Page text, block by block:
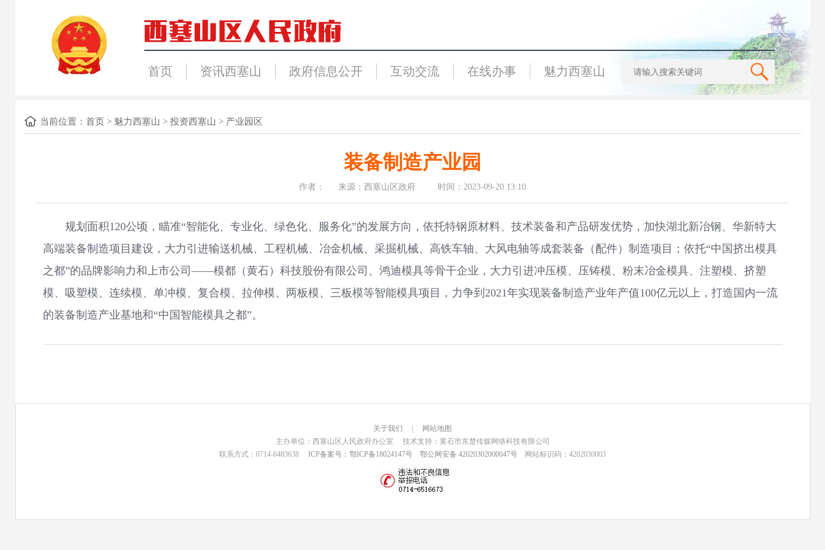
首页 资讯西塞山 政府信息公开 互动交流 在线办事 魅力西塞山
当前位置： 首页> 魅力西塞山 > 投资西塞山 > 产业园区
装备制造产业园
作者： 来源：西塞山区政府 时间：2023-09-20 13:10
规划面积120公顷，瞄准“智能化、专业化、绿色化、服务化”的发展方向，依托特钢原材料、技术装备和产品研发优势，加快湖北新冶钢、华新特大
高端装备制造项目建设，大力引进输送机械、工程机械、冶金机械、采掘机械、高铁车轴、大风电轴等成套装备（配件）制造项目；依托“中国挤出模具
之都”的品牌影响力和上市公司——模都（黄石）科技股份有限公司、鸿迪模具等骨干企业，大力引进冲压模、压铸模、粉末冶金模具、注塑模、挤塑
模、吸塑模、连续模、单冲模、复合模、拉伸模、两板模、三板模等智能模具项目，力争到2021年实现装备制造产业年产值100亿元以上，打造国内一流
的装备制造产业基地和“中国智能模具之都”。
关于我们
网站地图
主办单位：西塞山区人民政府办公室 技术支持：黄石市东楚传媒网络科技有限公司
联系方式：0714-6483638 ICP备案号：鄂ICP备18024147号 鄂公网安备 42020302000047号 网站标识码：4202030003